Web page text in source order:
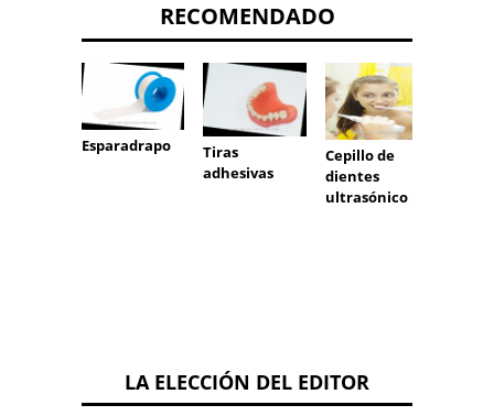
RECOMENDADO
Esparadrapo
Tiras
adhesivas
Cepillo de
dientes
ultrasónico
LA ELECCIÓN DEL EDITOR